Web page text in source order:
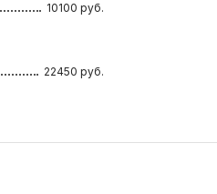
10100 руб.
22450 руб.